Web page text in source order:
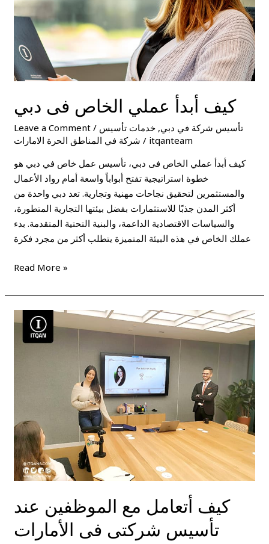
كيف أبدأ عملي الخاص فى دبي
Leave a Comment / تأسيس شركة في دبي, خدمات تأسيس
شركة في المناطق الحرة الامارات / itqanteam
كيف أبدأ عملي الخاص فى دبي، تأسيس عمل خاص في دبي هو
خطوة استراتيجية تفتح أبواباً واسعة أمام رواد الأعمال
والمستثمرين لتحقيق نجاحات مهنية وتجارية. تعد دبي واحدة من
أكثر المدن جذبًا للاستثمارات بفضل بيئتها التجارية المتطورة،
والسياسات الاقتصادية الداعمة، والبنية التحتية المتقدمة. بدء
عملك الخاص في هذه البيئة المتميزة يتطلب أكثر من مجرد فكرة
Read More »
كيف أتعامل مع الموظفين عند
تأسيس شركتى فى الأمارات
أتعامل
مع
فى
الأمارات